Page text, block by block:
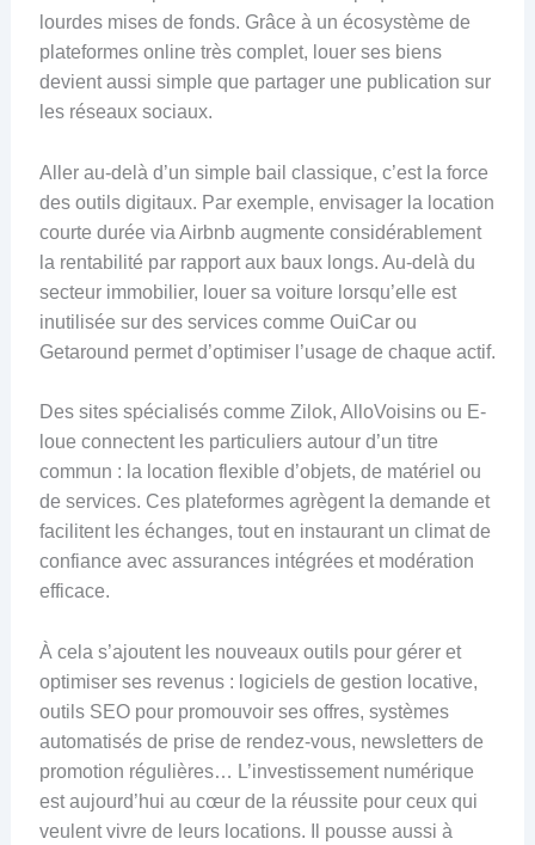
lourdes mises de fonds. Grâce à un écosystème de
plateformes online très complet, louer ses biens
devient aussi simple que partager une publication sur
les réseaux sociaux.
Aller au-delà d’un simple bail classique, c’est la force
des outils digitaux. Par exemple, envisager la location
courte durée via Airbnb augmente considérablement
la rentabilité par rapport aux baux longs. Au-delà du
secteur immobilier, louer sa voiture lorsqu’elle est
inutilisée sur des services comme OuiCar ou
Getaround permet d’optimiser l’usage de chaque actif.
Des sites spécialisés comme Zilok, AlloVoisins ou E-
loue connectent les particuliers autour d’un titre
commun : la location flexible d’objets, de matériel ou
de services. Ces plateformes agrègent la demande et
facilitent les échanges, tout en instaurant un climat de
confiance avec assurances intégrées et modération
efficace.
À cela s’ajoutent les nouveaux outils pour gérer et
optimiser ses revenus : logiciels de gestion locative,
outils SEO pour promouvoir ses offres, systèmes
automatisés de prise de rendez-vous, newsletters de
promotion régulières… L’investissement numérique
est aujourd’hui au cœur de la réussite pour ceux qui
veulent vivre de leurs locations. Il pousse aussi à